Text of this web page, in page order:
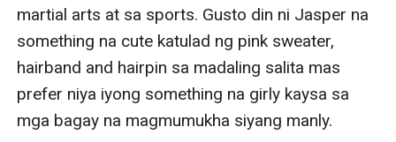
martial arts at sa sports. Gusto din ni Jasper na
something na cute katulad ng pink sweater,
hairband and hairpin sa madaling salita mas
prefer niya iyong something na girly kaysa sa
mga bagay na magmumukha siyang manly.